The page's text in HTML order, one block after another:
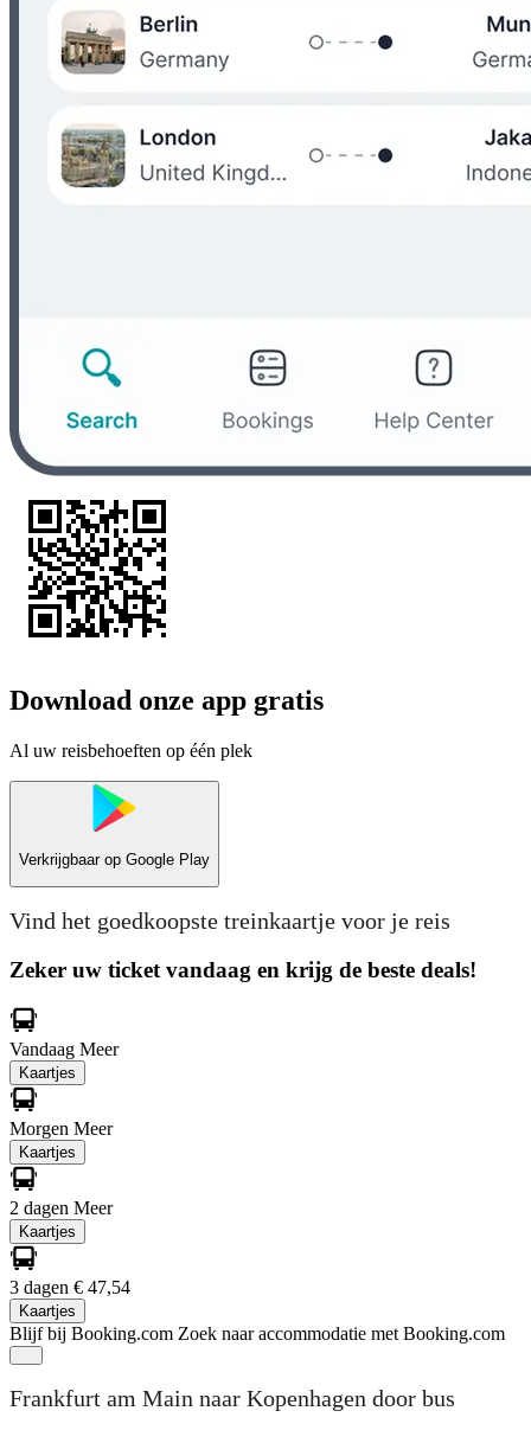
Download onze app gratis
Al uw reisbehoeften op één plek
Verkrijgbaar op Google Play
Vind het goedkoopste treinkaartje voor je reis
Zeker uw ticket vandaag en krijg de beste deals!
Vandaag Meer
Kaartjes
Morgen Meer
Kaartjes
2 dagen Meer
Kaartjes
3 dagen € 47,54
Kaartjes
Blijf bij Booking.com Zoek naar accommodatie met Booking.com
Frankfurt am Main naar Kopenhagen door bus